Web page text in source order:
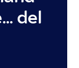
del